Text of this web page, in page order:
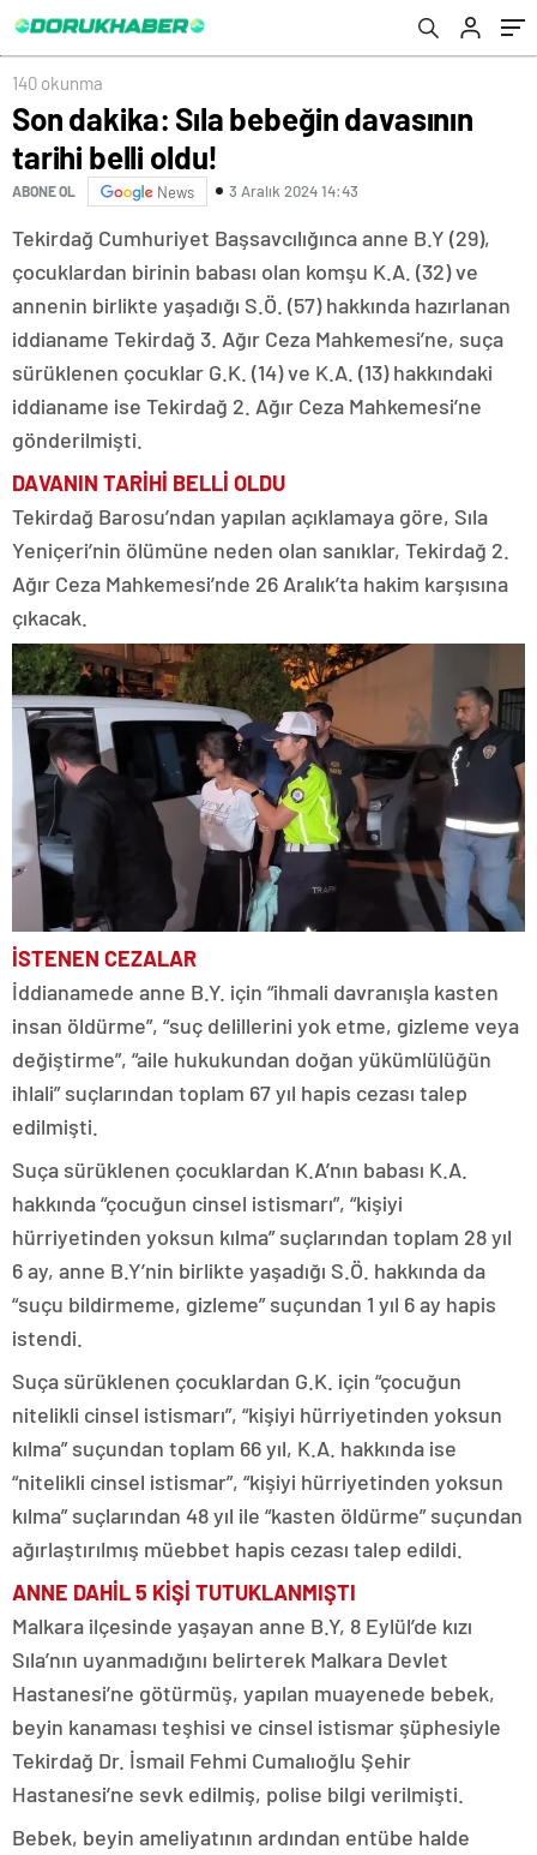
140 okunma
Son dakika: Sıla bebeğin davasının
tarihi belli oldu!
ABONE OL News 3 Aralık 2024 14:43
Tekirdağ Cumhuriyet Başsavcılığınca anne B.Y (29),
çocuklardan birinin babası olan komşu K.A. (32) ve
annenin birlikte yaşadığı S.Ö. (57) hakkında hazırlanan
iddianame Tekirdağ 3. Ağır Ceza Mahkemesi’ne, suça
sürüklenen çocuklar G.K. (14) ve K.A. (13) hakkındaki
iddianame ise Tekirdağ 2. Ağır Ceza Mahkemesi’ne
gönderilmişti.
DAVANIN TARİHİ BELLİ OLDU
Tekirdağ Barosu’ndan yapılan açıklamaya göre, Sıla
Yeniçeri’nin ölümüne neden olan sanıklar, Tekirdağ 2.
Ağır Ceza Mahkemesi’nde 26 Aralık’ta hakim karşısına
çıkacak.
İSTENEN CEZALAR
İddianamede anne B.Y. için “ihmali davranışla kasten
insan öldürme”, “suç delillerini yok etme, gizleme veya
değiştirme”, “aile hukukundan doğan yükümlülüğün
ihlali” suçlarından toplam 67 yıl hapis cezası talep
edilmişti.
Suça sürüklenen çocuklardan K.A’nın babası K.A.
hakkında “çocuğun cinsel istismarı”, “kişiyi
hürriyetinden yoksun kılma” suçlarından toplam 28 yıl
6 ay, anne B.Y’nin birlikte yaşadığı S.Ö. hakkında da
“suçu bildirmeme, gizleme” suçundan 1 yıl 6 ay hapis
istendi.
Suça sürüklenen çocuklardan G.K. için “çocuğun
nitelikli cinsel istismarı”, “kişiyi hürriyetinden yoksun
kılma” suçundan toplam 66 yıl, K.A. hakkında ise
“nitelikli cinsel istismar”, “kişiyi hürriyetinden yoksun
kılma” suçlarından 48 yıl ile “kasten öldürme” suçundan
ağırlaştırılmış müebbet hapis cezası talep edildi.
ANNE DAHİL 5 KİŞİ TUTUKLANMIŞTI
Malkara ilçesinde yaşayan anne B.Y, 8 Eylül’de kızı
Sıla’nın uyanmadığını belirterek Malkara Devlet
Hastanesi’ne götürmüş, yapılan muayenede bebek,
beyin kanaması teşhisi ve cinsel istismar şüphesiyle
Tekirdağ Dr. İsmail Fehmi Cumalıoğlu Şehir
Hastanesi’ne sevk edilmiş, polise bilgi verilmişti.
Bebek, beyin ameliyatının ardından entübe halde